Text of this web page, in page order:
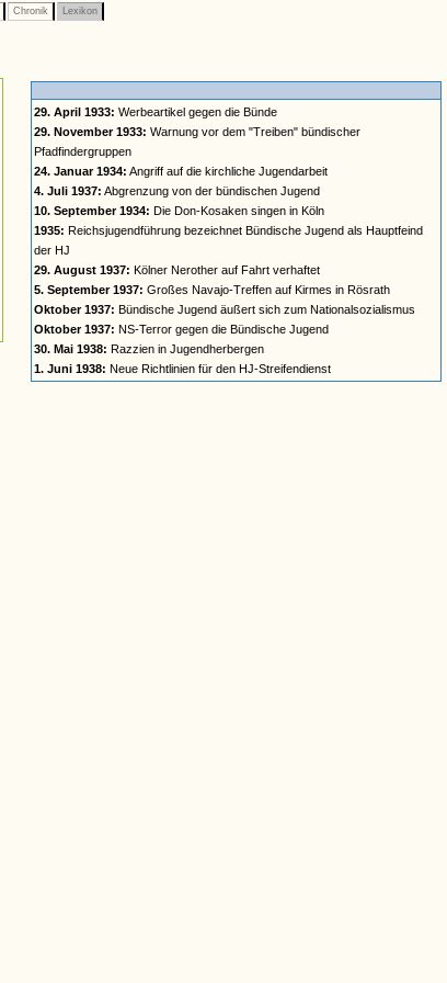
Chronik Lexikon
29. April 1933: Werbeartikel gegen die Bünde
29. November 1933: Warnung vor dem "Treiben" bündischer
Pfadfindergruppen
24. Januar 1934: Angriff auf die kirchliche Jugendarbeit
4. Juli 1937: Abgrenzung von der bündischen Jugend
10. September 1934: Die Don-Kosaken singen in Köln
1935: Reichsjugendführung bezeichnet Bündische Jugend als Hauptfeind
der HJ
29. August 1937: Kölner Nerother auf Fahrt verhaftet
5. September 1937: Großes Navajo-Treffen auf Kirmes in Rösrath
Oktober 1937: Bündische Jugend äußert sich zum Nationalsozialismus
Oktober 1937: NS-Terror gegen die Bündische Jugend
30. Mai 1938: Razzien in Jugendherbergen
1. Juni 1938: Neue Richtlinien für den HJ-Streifendienst